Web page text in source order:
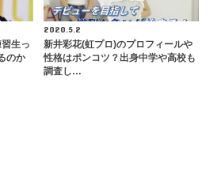
生っ
のか
2020.5.2
新井彩花(虹プロ)のプロフィールや
性格はポンコツ？出身中学や高校も
調査し…